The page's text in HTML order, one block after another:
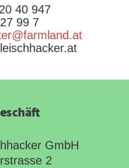
40 947
99 7
GmbH
2